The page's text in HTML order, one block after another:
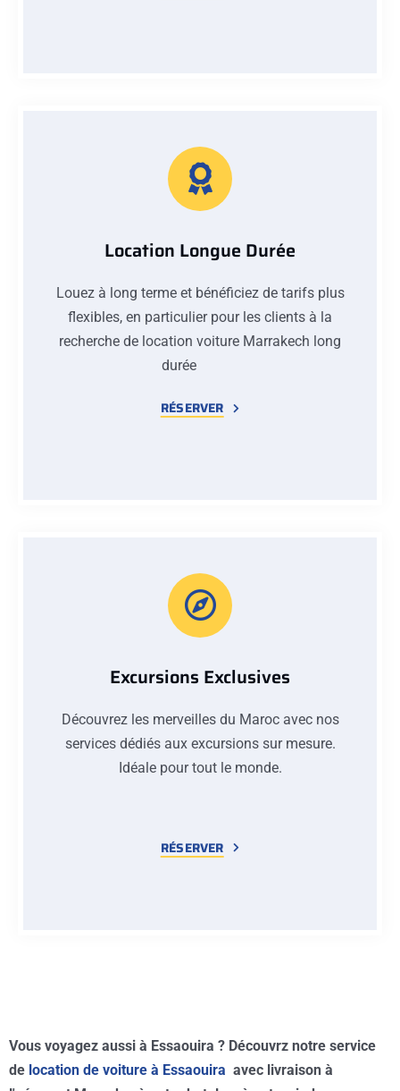
Location Longue Durée
Louez à long terme et bénéficiez de tarifs plus
flexibles, en particulier pour les clients à la
recherche de location voiture Marrakech long
durée
RÉSERVER
Excursions Exclusives
Découvrez les merveilles du Maroc avec nos
services dédiés aux excursions sur mesure.
Idéale pour tout le monde.
RÉSERVER
Vous voyagez aussi à Essaouira ? Découvrz notre service
de location de voiture à Essaouira avec livraison à